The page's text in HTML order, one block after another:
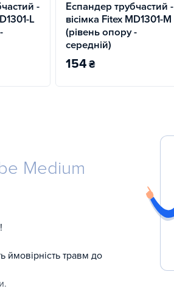
-
L
Еспандер трубчастий -
вісімка Fitex MD1301-M
(рівень опору -
середній)
154₴
Medium
травм до